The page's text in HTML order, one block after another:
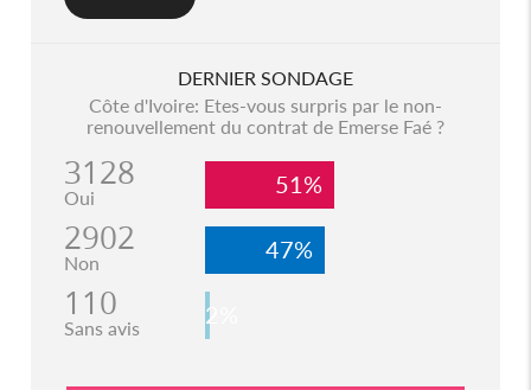
DERNIER SONDAGE
Côte d'Ivoire: Etes-vous surpris par le non-
renouvellement du contrat de Emerse Faé ?
3128
Oui 51%
2902
Non 47%
110
Sans avis 2%